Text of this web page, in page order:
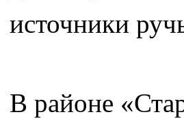
источники
В районе